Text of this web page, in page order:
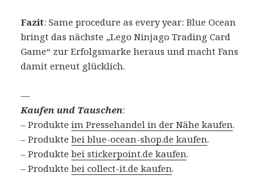
Fazit: Same procedure as every year: Blue Ocean
bringt das nächste „Lego Ninjago Trading Card
Game“ zur Erfolgsmarke heraus und macht Fans
damit erneut glücklich.
—
Kaufen und Tauschen:
– Produkteim Pressehandel in der Nähe kaufen.
– Produktebei blue-ocean-shop.de kaufen.
– Produktebei stickerpoint.de kaufen.
– Produktebei collect-it.de kaufen.